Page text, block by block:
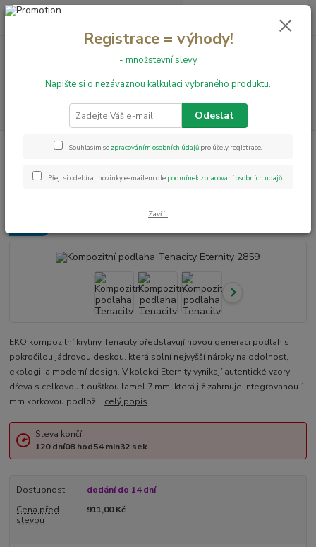
+420 731 199 591 0,00 Kč
Hybridní podlahy Kompozitní podlaha Tenacity Eternity 2859
Kompozitní podlaha Tenacity
EKO kompozitní krytiny Tenacity představují novou generaci podlah s
pokročilou jádrovou deskou, která splní nejvyšší nároky na odolnost,
ekologii a moderní design. V kolekci Eternity vynikají autentické vzory
dřeva s celkovou tloušťkou lamel 7 mm, která již zahrnuje integrovanou 1
mm korkovou podlož... celý popis
Sleva končí:
120 dní08hod54min31sek
Dostupnost
dodání do 14 dní
Cena před
slevou
911,00 Kč
Registrace = výhody!
- množstevní slevy
Napište si o nezávaznou kalkulaci vybraného produktu.
Odeslat
Souhlasím se zpracováním osobních údajů pro účely registrace.
Přeji si odebírat novinky e-mailem dle podmínek zpracování osobních údajů.
Zavřít